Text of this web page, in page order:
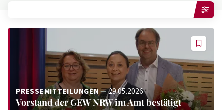
PRESSEMITTEILUNGEN 29.05.2026
Vorstand der GEW NRW im Amt bestätigt